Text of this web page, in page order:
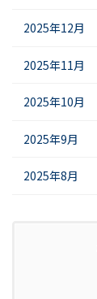
2025年12月
2025年11月
2025年10月
2025年9月
2025年8月